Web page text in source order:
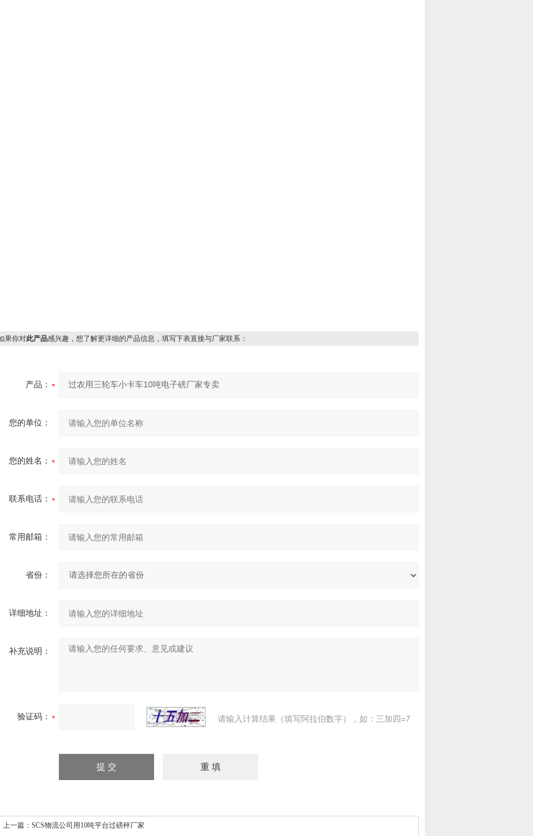
你对此产品感兴趣，想了解更详细的产品信息，填写下表直接与厂家联系：
产品：
您的单位：
您的姓名：
联系电话：
常用邮箱：
省份：
详细地址：
补充说明：
验证码： 请输入计算结果（填写阿拉伯数字），如：三加四=7
上一篇： SCS物流公司用10吨平台过磅秤厂家